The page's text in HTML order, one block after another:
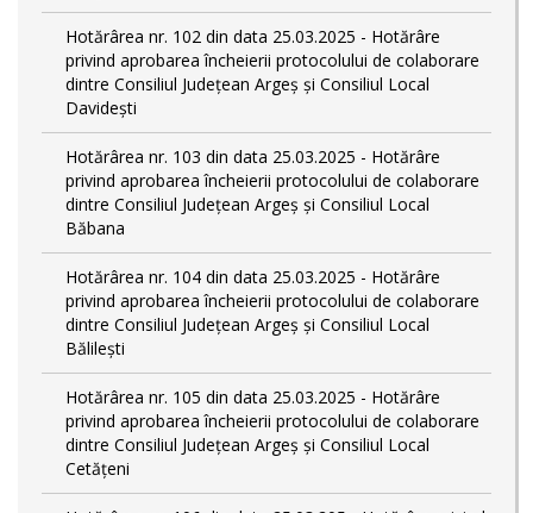
Hotărârea nr. 102 din data 25.03.2025 - Hotărâre
privind aprobarea încheierii protocolului de colaborare
dintre Consiliul Județean Argeș și Consiliul Local
Davidești
Hotărârea nr. 103 din data 25.03.2025 - Hotărâre
privind aprobarea încheierii protocolului de colaborare
dintre Consiliul Județean Argeș și Consiliul Local
Băbana
Hotărârea nr. 104 din data 25.03.2025 - Hotărâre
privind aprobarea încheierii protocolului de colaborare
dintre Consiliul Județean Argeș și Consiliul Local
Bălilești
Hotărârea nr. 105 din data 25.03.2025 - Hotărâre
privind aprobarea încheierii protocolului de colaborare
dintre Consiliul Județean Argeș și Consiliul Local
Cetățeni